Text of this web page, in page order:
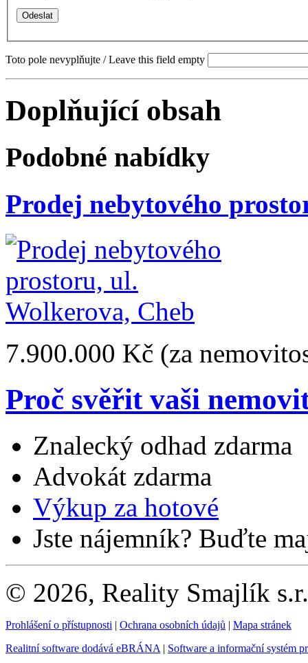
Toto pole nevyplňujte / Leave this field empty
Doplňující obsah
Podobné nabídky
Prodej nebytového
7.900.000 Kč (za
Proč svěřit vaši
Znalecký odhad zdarma
Advokát zdarma
Výkup za hotové
Jste nájemník? Buďte
© 2026, Reality Smajlík
Prohlášení o přístupnosti | Ochrana osobních údajů | Mapa stránek
Realitní software dodává eBRÁNA | Software a informační systém